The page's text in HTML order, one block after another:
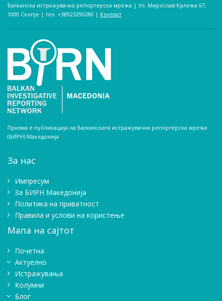
Балканска истражувачка репортерска мрежа | Ул. Мирослав Крлежа 67,
1000 Скопје | тел. +38923290280­ | Контакт
Призма е публикација на Балканската истражувачка репортерска мрежа
(БИРН) Македонија
За нас
Импресум
Зa БИРН Македонија
Политика на приватност
Правила и услови на користење
Мапа на сајтот
Почетна
Актуелно
Истражувањa
Колумни
Блог